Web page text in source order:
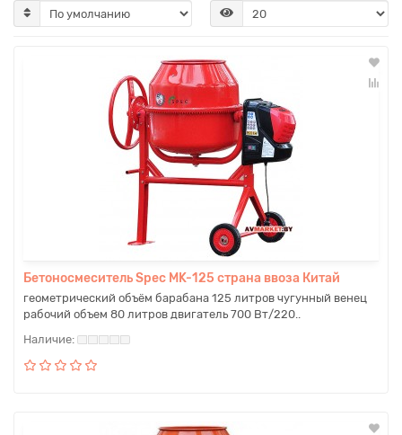
Бетоносмеситель Spec MK-125 страна ввоза Китай
геометрический объём барабана 125 литров чугунный венец
рабочий объем 80 литров двигатель 700 Вт/220..